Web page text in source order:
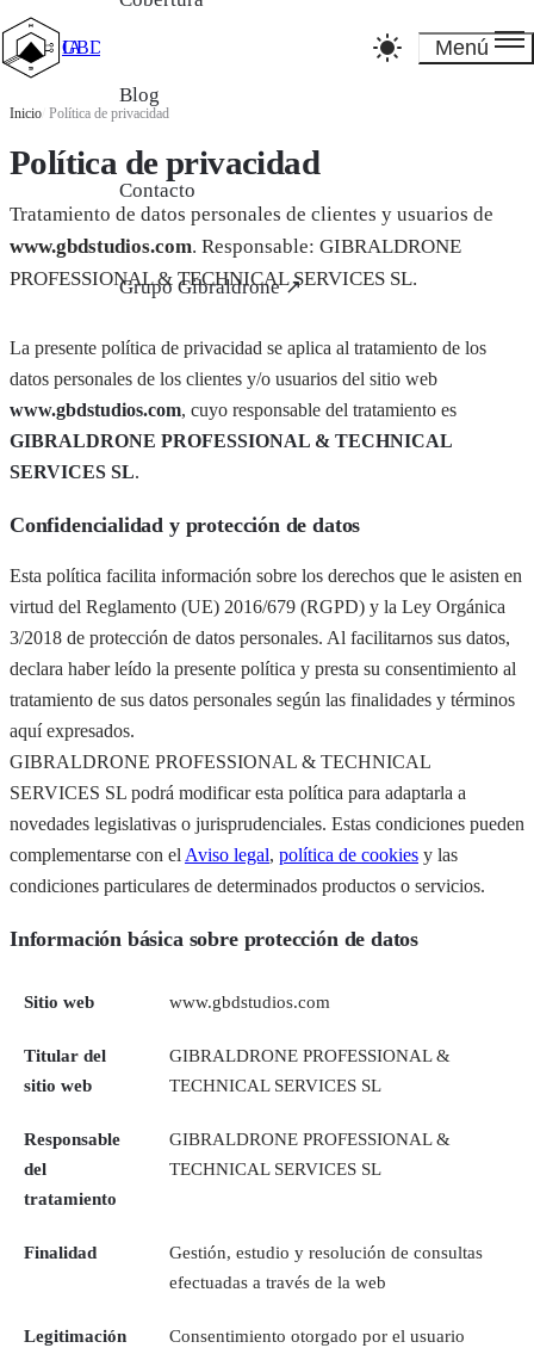
GBD_Studios IA
Blog
Contacto
Grupo Gibraldrone ↗
Menú
Inicio Política de privacidad
Política de privacidad
Tratamiento de datos personales de clientes y usuarios de
www.gbdstudios.com. Responsable: GIBRALDRONE
PROFESSIONAL & TECHNICAL SERVICES SL.
La presente política de privacidad se aplica al tratamiento de los
datos personales de los clientes y/o usuarios del sitio web
www.gbdstudios.com, cuyo responsable del tratamiento es
GIBRALDRONE PROFESSIONAL & TECHNICAL
SERVICES SL.
Confidencialidad y protección de datos
Esta política facilita información sobre los derechos que le asisten en
virtud del Reglamento (UE) 2016/679 (RGPD) y la Ley Orgánica
3/2018 de protección de datos personales. Al facilitarnos sus datos,
declara haber leído la presente política y presta su consentimiento al
tratamiento de sus datos personales según las finalidades y términos
aquí expresados.
GIBRALDRONE PROFESSIONAL & TECHNICAL
SERVICES SL podrá modificar esta política para adaptarla a
novedades legislativas o jurisprudenciales. Estas condiciones pueden
complementarse con el Aviso legal, política de cookies y las
condiciones particulares de determinados productos o servicios.
Información básica sobre protección de datos
Sitio web www.gbdstudios.com
Titular del
sitio web
GIBRALDRONE PROFESSIONAL &
TECHNICAL SERVICES SL
Responsable
del
tratamiento
GIBRALDRONE PROFESSIONAL &
TECHNICAL SERVICES SL
Finalidad
Gestión, estudio y resolución de consultas
efectuadas a través de la web
Legitimación Consentimiento otorgado por el usuario